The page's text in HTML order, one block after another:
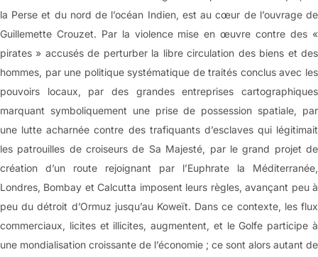
la Perse et du nord de l’océan Indien, est au cœur de l’ouvrage de
Guillemette Crouzet. Par la violence mise en œuvre contre des «
pirates » accusés de perturber la libre circulation des biens et des
hommes, par une politique systématique de traités conclus avec les
pouvoirs locaux, par des grandes entreprises cartographiques
marquant symboliquement une prise de possession spatiale, par
une lutte acharnée contre des trafiquants d’esclaves qui légitimait
les patrouilles de croiseurs de Sa Majesté, par le grand projet de
création d’un route rejoignant par l’Euphrate la Méditerranée,
Londres, Bombay et Calcutta imposent leurs règles, avançant peu à
peu du détroit d’Ormuz jusqu’au Koweït. Dans ce contexte, les flux
commerciaux, licites et illicites, augmentent, et le Golfe participe à
une mondialisation croissante de l’économie ; ce sont alors autant de